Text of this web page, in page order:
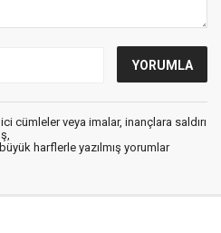
cümleler veya imalar, inançlara saldırı
harflerle yazılmış yorumlar